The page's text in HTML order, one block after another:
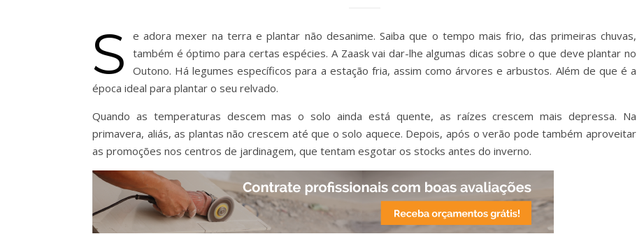
S
e adora mexer na terra e plantar não desanime. Saiba que o tempo mais frio, das primeiras chuvas,
também é óptimo para certas espécies. A Zaask vai dar-lhe algumas dicas sobre o que deve plantar no
Outono. Há legumes específicos para a estação fria, assim como árvores e arbustos. Além de que é a
época ideal para plantar o seu relvado.
Quando as temperaturas descem mas o solo ainda está quente, as raízes crescem mais depressa. Na
primavera, aliás, as plantas não crescem até que o solo aquece. Depois, após o verão pode também aproveitar
as promoções nos centros de jardinagem, que tentam esgotar os stocks antes do inverno.